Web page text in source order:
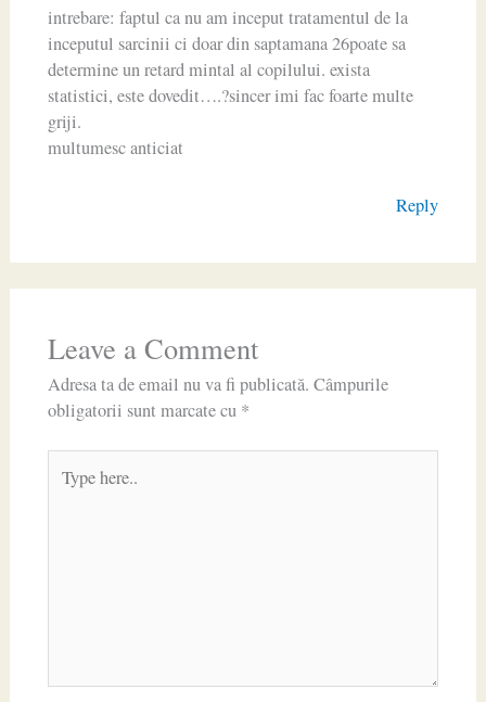
intrebare: faptul ca nu am inceput tratamentul de la
inceputul sarcinii ci doar din saptamana 26poate sa
determine un retard mintal al copilului. exista
statistici, este dovedit….?sincer imi fac foarte multe
griji.
multumesc anticiat
Reply
Leave a Comment
Adresa ta de email nu va fi publicată. Câmpurile
obligatorii sunt marcate cu *
here..